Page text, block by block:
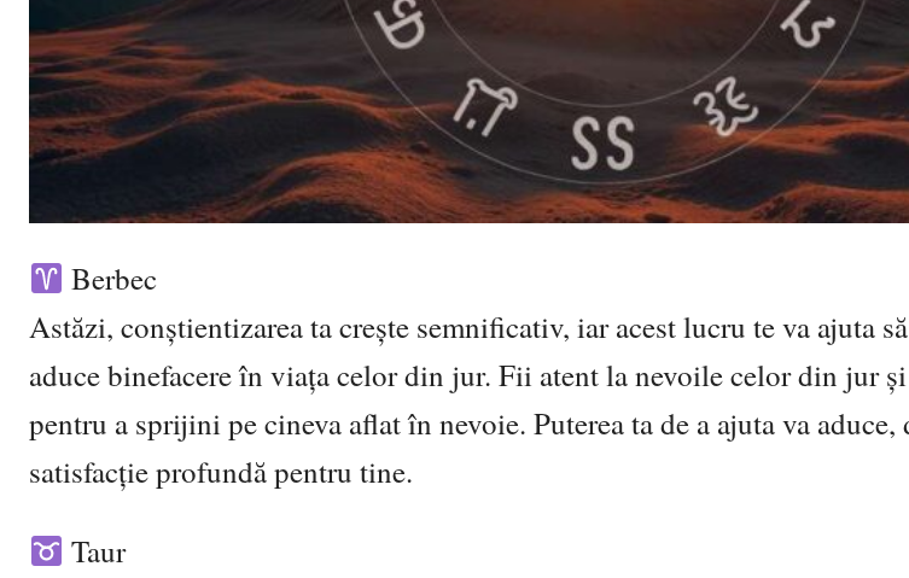
Berbec
Astăzi, conștientizarea ta crește semnificativ, iar acest lucru te va ajuta
aduce binefacere în viața celor din jur. Fii atent la nevoile celor din jur
pentru a sprijini pe cineva aflat în nevoie. Puterea ta de a ajuta va aduce,
satisfacție profundă pentru tine.
Taur